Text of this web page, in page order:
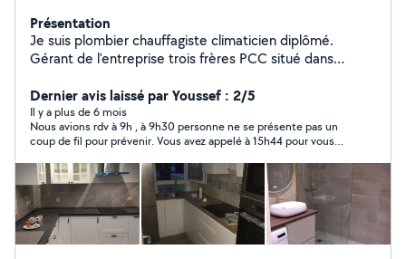
Présentation
Je suis plombier chauffagiste climaticien diplômé.
Gérant de l'entreprise trois frères PCC situé dans
domaine du BTP J'effectue en plus de la plomberie tous
les travaux de rénovation (peinture ,revêtement de sol
,montage de meuble ....) Je suis disponible 7jr /7 dans
toute l'Ile de France 767599282
Dernier avis laissé par Youssef : 2/5
Il y a plus de 6 mois
Nous avions rdv à 9h , à 9h30 personne ne se présente pas un
coup de fil pour prévenir. Vous avez appelé à 15h44 pour vous